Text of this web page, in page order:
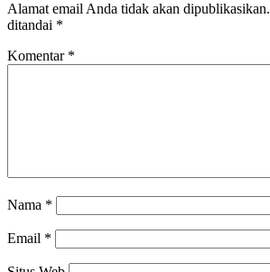
Alamat email Anda tidak akan dipublikasikan.
ditandai *
Komentar *
Nama *
Email *